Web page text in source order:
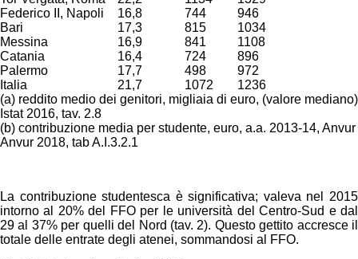
Federico II, Napoli
16,8 744
946
Bari
17,3 815
1034
Messina
16,9 841
1108
Catania
16,4 724
896
Palermo
17,7 498
972
Italia
21,7 1072
1236
(a) reddito medio dei genitori, migliaia di euro, (valore
Istat 2016, tav. 2.8
(b) contribuzione media per studente, euro, a.a. 2013-14,
Anvur 2018, tab A.I.3.2.1
La contribuzione studentesca è significativa; valeva nel 2015
intorno al 20% del FFO per le università del Centro-Sud e dal
29 al 37% per quelli del Nord (tav. 2). Questo gettito accresce il
totale delle entrate degli atenei, sommandosi al FFO.